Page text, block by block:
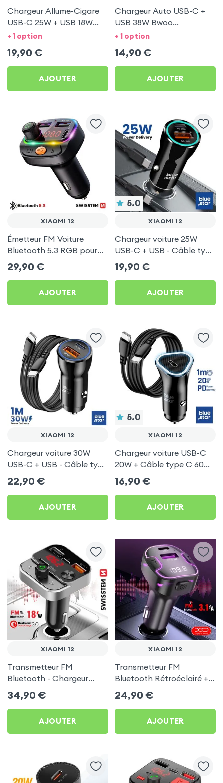
Chargeur Allume-Cigare
USB-C 25W + USB 18W
Bwoo pour Xiaomi 12
+ 1 option
19,90 €
AJOUTER
Chargeur Auto USB-C +
USB 38W Bwoo
Transparent pour Xiaomi
+ 1 option
14,90 €
AJOUTER
XIAOMI 12
Émetteur FM Voiture
Bluetooth 5.3 RGB pour
Xiaomi 12
29,90 €
AJOUTER
5.0
XIAOMI 12
Chargeur voiture 25W
USB-C + USB - Câble type
C 60W Blue Star pour
Xiaomi 12
19,90 €
AJOUTER
XIAOMI 12
Chargeur voiture 30W
USB-C + USB - Câble type
C 60W Blue Star pour
Xiaomi 12
22,90 €
AJOUTER
5.0
XIAOMI 12
Chargeur voiture USB-C
20W + Câble type C 60W
Blue Star pour Xiaomi 12
16,90 €
AJOUTER
XIAOMI 12
Transmetteur FM
Bluetooth - Chargeur
Voiture USB C + USB -
Swissten
34,90 €
AJOUTER
XIAOMI 12
Transmetteur FM
Bluetooth Rétroéclairé +
Chargeur Voiture USB C
et USB - XO
24,90 €
AJOUTER